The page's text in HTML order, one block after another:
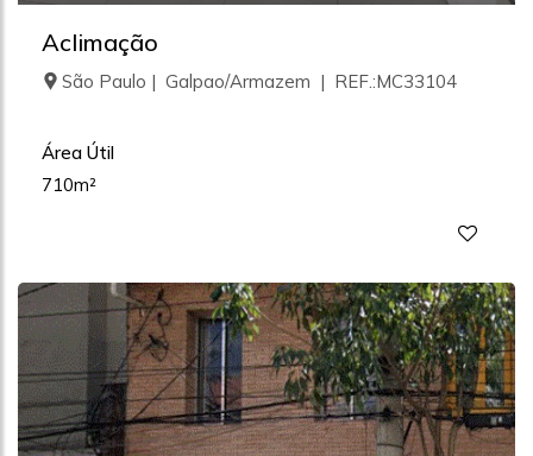
Aclimação
São Paulo | Galpao/Armazem | REF.:MC33104
Área Útil
710m²